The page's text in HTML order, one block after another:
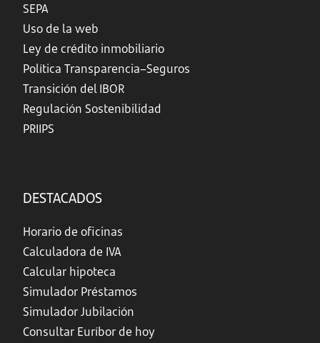
SEPA
Uso de la web
Ley de crédito inmobiliario
Política Transparencia–Seguros
Transición del IBOR
Regulación Sostenibilidad
PRIIPS
DESTACADOS
Horario de oficinas
Calculadora de IVA
Calcular hipoteca
Simulador Préstamos
Simulador Jubilación
Consultar Euríbor de hoy